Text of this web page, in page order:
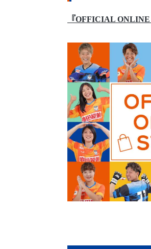
『OFFICIAL ONLINE